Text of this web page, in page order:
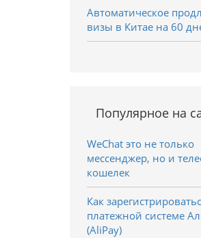
Автоматическое
визы в Китае на 60
Популярное на
WeChat это не только
мессенджер, но и
кошелек
Как
платежной системе
(AliPay)